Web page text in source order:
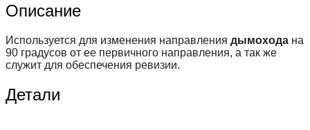
Описание
Используется для изменения направления дымохода на
90 градусов от ее первичного направления, а так же
служит для обеспечения ревизии.
Детали